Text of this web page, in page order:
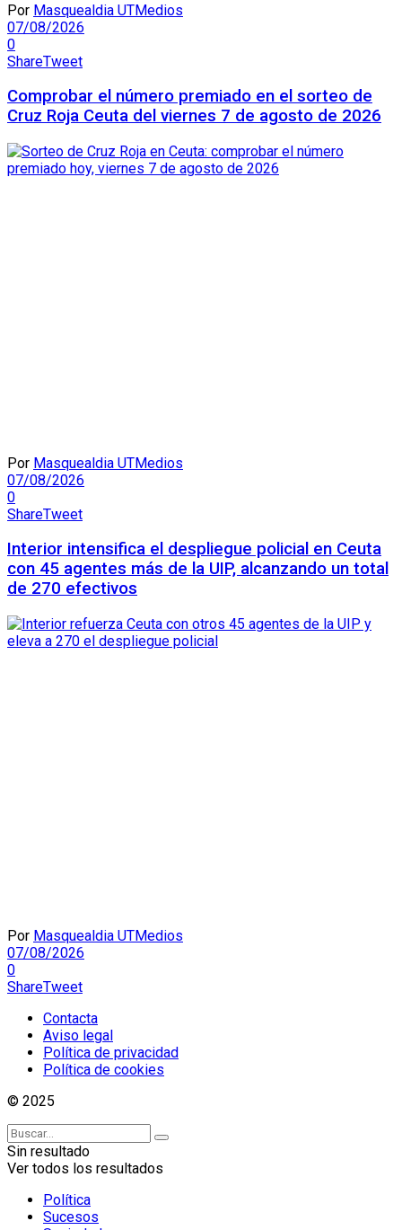
Por Masquealdia UTMedios
07/08/2026
0
ShareTweet
Comprobar el número premiado en el sorteo de
Cruz Roja Ceuta del viernes 7 de agosto de 2026
Por Masquealdia UTMedios
07/08/2026
0
ShareTweet
Interior intensifica el despliegue policial en Ceuta
con 45 agentes más de la UIP, alcanzando un total
de 270 efectivos
Por Masquealdia UTMedios
07/08/2026
0
ShareTweet
Contacta
Aviso legal
Política de privacidad
Política de cookies
© 2025
Sin resultado
Ver todos los resultados
Política
Sucesos